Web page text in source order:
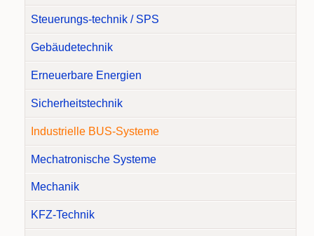
Steuerungs-technik / SPS
Gebäudetechnik
Erneuerbare Energien
Sicherheitstechnik
Industrielle BUS-Systeme
Mechatronische Systeme
Mechanik
KFZ-Technik